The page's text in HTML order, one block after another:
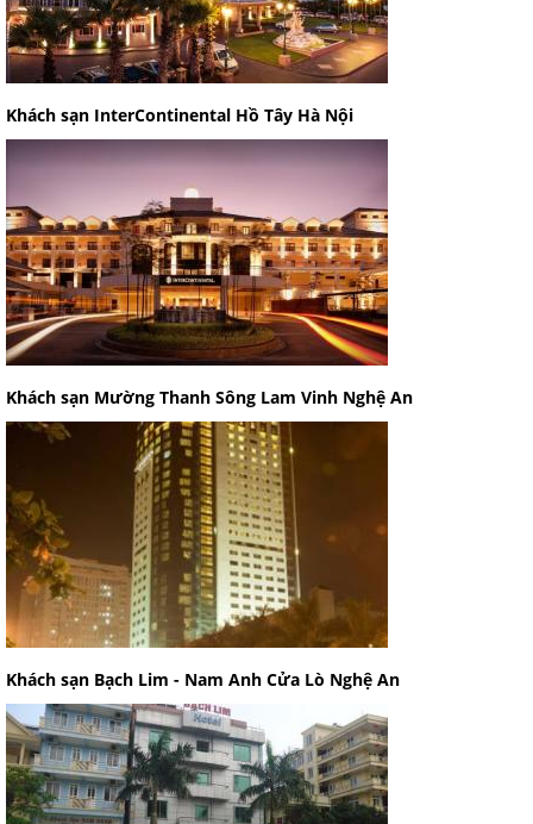
Khách sạn InterContinental Hồ Tây Hà Nội
Khách sạn Mường Thanh Sông Lam Vinh Nghệ An
Khách sạn Bạch Lim - Nam Anh Cửa Lò Nghệ An